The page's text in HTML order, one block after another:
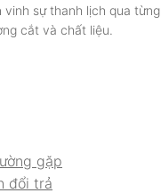
vinh sự thanh lịch qua từng
cắt và chất liệu.
gặp
đổi trả